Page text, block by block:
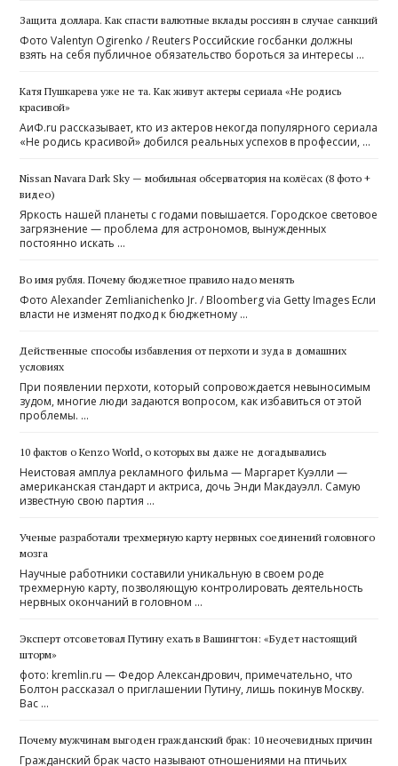
Защита доллара. Как спасти валютные вклады россиян в случае санкций
Фото Valentyn Ogirenko / Reuters Российские госбанки должны
взять на себя публичное обязательство бороться за интересы …
Катя Пушкарева уже не та. Как живут актеры сериала «Не родись
красивой»
​АиФ.ru рассказывает, кто из актеров некогда популярного сериала
«Не родись красивой» добился реальных успехов в профессии, …
Nissan Navara Dark Sky — мобильная обсерватория на колёсах (8 фото +
видео)
Яркость нашей планеты с годами повышается. Городское световое
загрязнение — проблема для астрономов, вынужденных
постоянно искать …
Во имя рубля. Почему бюджетное правило надо менять
Фото Alexander Zemlianichenko Jr. / Bloomberg via Getty Images Если
власти не изменят подход к бюджетному …
Действенные способы избавления от перхоти и зуда в домашних
условиях
При появлении перхоти, который сопровождается невыносимым
зудом, многие люди задаются вопросом, как избавиться от этой
проблемы. …
10 фактов о Kenzo World, о которых вы даже не догадывались
Неистовая амплуа рекламного фильма — Маргарет Куэлли —
американская стандарт и актриса, дочь Энди Макдауэлл. Самую
известную свою партия …
Ученые разработали трехмерную карту нервных соединений головного
мозга
Научные работники составили уникальную в своем роде
трехмерную карту, позволяющую контролировать деятельность
нервных окончаний в головном …
Эксперт отсоветовал Путину ехать в Вашингтон: «Будет настоящий
шторм»
фото: kremlin.ru — Федор Александрович, примечательно, что
Болтон рассказал о приглашении Путину, лишь покинув Москву.
Вас …
Почему мужчинам выгоден гражданский брак: 10 неочевидных причин
Гражданский брак часто называют отношениями на птичьих